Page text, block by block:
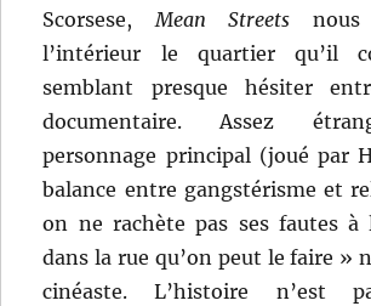
Scorsese,Mean Streets nous
l’intérieur le quartier qu’il
semblant presque hésiter
documentaire. Assez
personnage principal (joué par
balance entre gangstérisme et
on ne rachète pas ses fautes à
dans la rue qu’on peut le faire »
cinéaste. L’histoire n’est